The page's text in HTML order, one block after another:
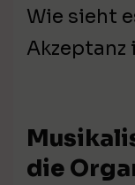
Wie sieht
Akzeptanz
die